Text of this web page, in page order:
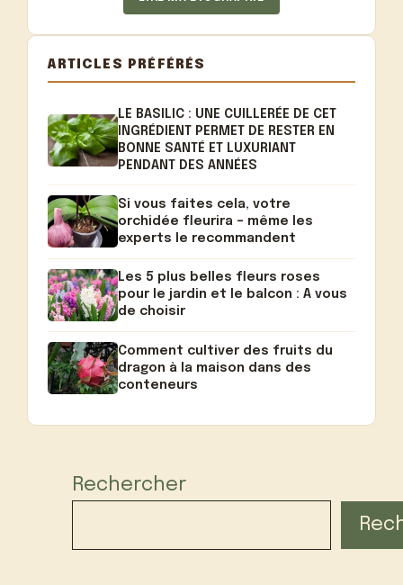
ARTICLES PRÉFÉRÉS
LE BASILIC : UNE CUILLERÉE DE CET
INGRÉDIENT PERMET DE RESTER EN
BONNE SANTÉ ET LUXURIANT
PENDANT DES ANNÉES
Si vous faites cela, votre
orchidée fleurira – même les
experts le recommandent
Les 5 plus belles fleurs roses
pour le jardin et le balcon : A vous
de choisir
Comment cultiver des fruits du
dragon à la maison dans des
conteneurs
Rechercher